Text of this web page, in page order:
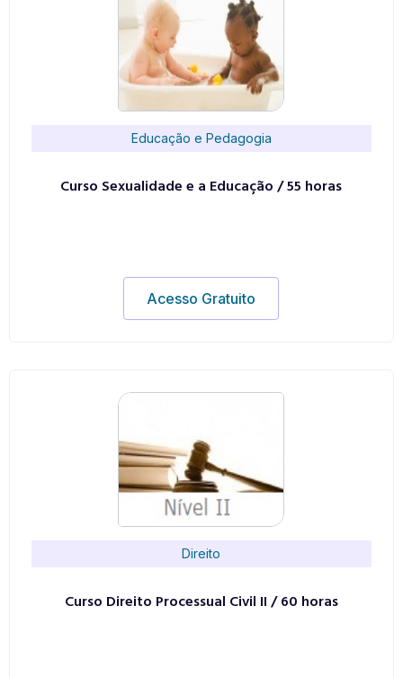
Educação e Pedagogia
Curso Sexualidade e a Educação / 55 horas
Acesso Gratuito
Direito
Curso Direito Processual Civil II / 60 horas